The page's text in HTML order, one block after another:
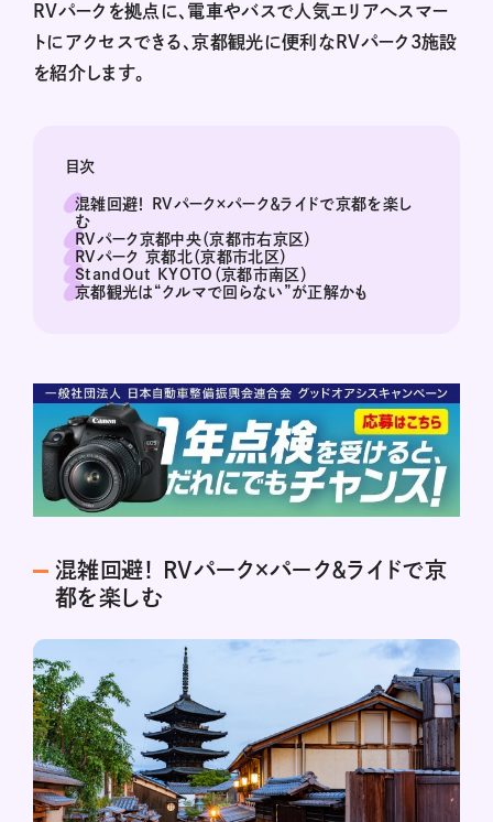
RVパークを拠点に、電車やバスで人気エリアへスマー
トにアクセスできる、京都観光に便利なRVパーク3施設
を紹介します。
目次
混雑回避！ RVパーク×パーク＆ライドで京都を楽し
む
RVパーク京都中央（京都市右京区）
RVパーク 京都北（京都市北区）
StandOut KYOTO（京都市南区）
京都観光は“クルマで回らない”が正解かも
混雑回避！ RVパーク×パーク＆ライドで京
都を楽しむ